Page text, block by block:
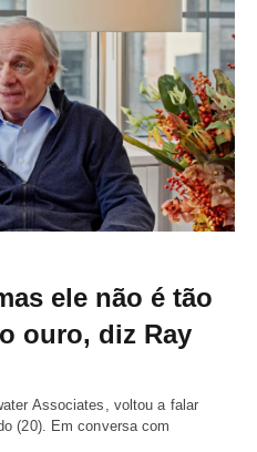
ele não é tão
ouro, diz Ray
Associates, voltou a falar
(20). Em conversa com